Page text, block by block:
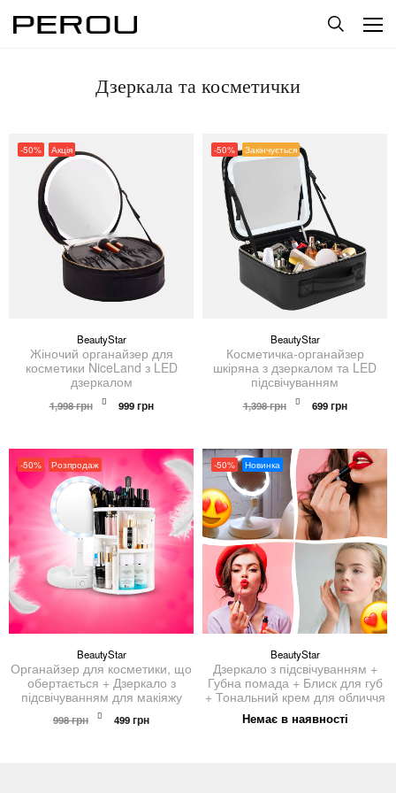
Дзеркала та косметички
-50% Акція
BeautyStar
Жіночий органайзер для
косметики NiceLand з LED
дзеркалом
1,998грн
Оригінальна
999грнПоточна
-50% Закінчується
BeautyStar
Косметичка-органайзер
шкіряна з дзеркалом та LED
підсвічуванням
1,398грн
Оригінальна
699грнПоточна
-50% Розпродаж
BeautyStar
Органайзер для косметики, що
обертається + Дзеркало з
підсвічуванням для макіяжу
998грн
Оригінальна
499грнПоточна
-50% Новинка
BeautyStar
Дзеркало з підсвічуванням +
Губна помада + Блиск для губ
+ Тональний крем для обличчя
Немає в наявності